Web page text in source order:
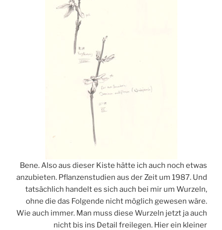
Bene. Also aus dieser Kiste hätte ich auch noch etwas
anzubieten. Pflanzenstudien aus der Zeit um 1987. Und
tatsächlich handelt es sich auch bei mir um Wurzeln,
ohne die das Folgende nicht möglich gewesen wäre.
Wie auch immer. Man muss diese Wurzeln jetzt ja auch
nicht bis ins Detail freilegen. Hier ein kleiner